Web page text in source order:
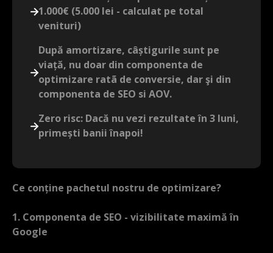
1.000€ (5.000 lei - calculat pe total
venituri)
După amortizare, câștigurile sunt pe
viață, nu doar din componenta de
optimizare ratã de conversie, dar şi din
componenta de SEO si AOV.
Zero risc: Dacă nu vezi rezultate în 3 luni,
primești banii înapoi!
Ce conține pachetul nostru de optimizare?
1. Componenta de SEO - vizibilitate maximă în
Google